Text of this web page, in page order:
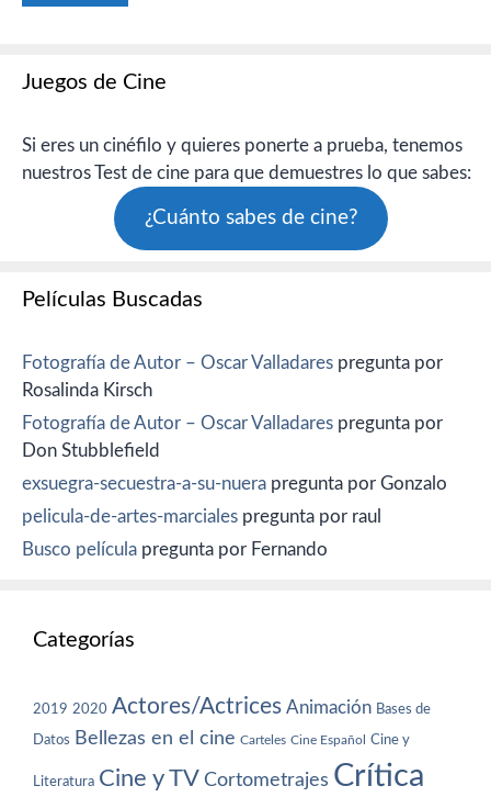
Juegos de Cine
Si eres un cinéfilo y quieres ponerte a prueba, tenemos
nuestros Test de cine para que demuestres lo que sabes:
¿Cuánto sabes de cine?
Películas Buscadas
Fotografía de Autor – Oscar Valladares pregunta por
Rosalinda Kirsch
Fotografía de Autor – Oscar Valladares pregunta por
Don Stubblefield
exsuegra-secuestra-a-su-nuera pregunta por Gonzalo
pelicula-de-artes-marciales pregunta por raul
Busco película pregunta por Fernando
Categorías
2019 2020 Actores/Actrices Animación Bases de
Datos Bellezas en el cine Carteles Cine Español Cine y
Literatura Cine y TV Cortometrajes Crítica